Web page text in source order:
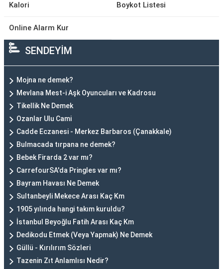
Kalori
Boykot Listesi
Online Alarm Kur
SENDEYİM
Mojna ne demek?
Mevlana Mest-i Aşk Oyuncuları ve Kadrosu
Tikellik Ne Demek
Ozanlar Ulu Cami
Cadde Eczanesi - Merkez Barbaros (Çanakkale)
Bulmacada tırpana ne demek?
Bebek Firarda 2 var mı?
CarrefourSA'da Pringles var mı?
Bayram Havası Ne Demek
Sultanbeyli Mekece Arası Kaç Km
1905 yılında hangi takım kuruldu?
İstanbul Beyoğlu Fatih Arası Kaç Km
Dedikodu Etmek (Veya Yapmak) Ne Demek
Güllü - Kırılırım Sözleri
Tazenin Zıt Anlamlısı Nedir?